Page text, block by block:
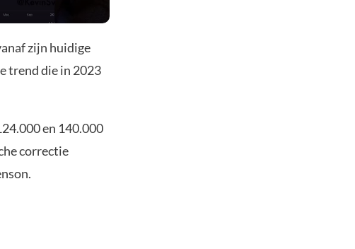
zijn huidige
trend die in 2023
en 140.000
correctie